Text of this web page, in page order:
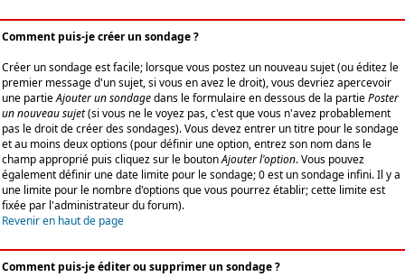
Comment puis-je créer un sondage ?
Créer un sondage est facile; lorsque vous postez un nouveau sujet (ou éditez le
premier message d'un sujet, si vous en avez le droit), vous devriez apercevoir
une partieAjouter un sondagedans le formulaire en dessous de la partiePoster
un nouveau sujet(si vous ne le voyez pas, c'est que vous n'avez probablement
pas le droit de créer des sondages). Vous devez entrer un titre pour le sondage
et au moins deux options (pour définir une option, entrez son nom dans le
champ approprié puis cliquez sur le boutonAjouter l'option. Vous pouvez
également définir une date limite pour le sondage; 0 est un sondage infini. Il y a
une limite pour le nombre d'options que vous pourrez établir; cette limite est
fixée par l'administrateur du forum).
Revenir en haut de page
Comment puis-je éditer ou supprimer un sondage ?